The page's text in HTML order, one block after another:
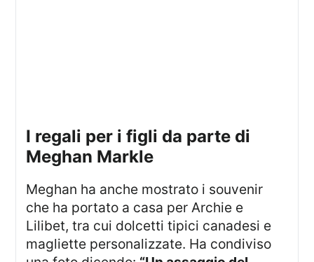
I regali per i figli da parte di
Meghan Markle
Meghan ha anche mostrato i souvenir
che ha portato a casa per Archie e
Lilibet, tra cui dolcetti tipici canadesi e
magliette personalizzate. Ha condiviso